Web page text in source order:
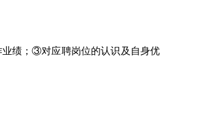
绩；③对应聘岗位的认识及自身优